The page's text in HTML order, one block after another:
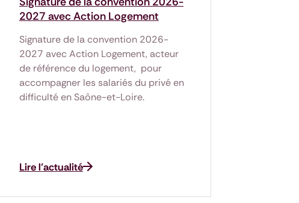
2027 avec Action Logement
Signature de la convention 2026-
2027 avec Action Logement, acteur
de référence du logement, pour
accompagner les salariés du privé en
difficulté en Saône-et-Loire.
Lire l'actualité